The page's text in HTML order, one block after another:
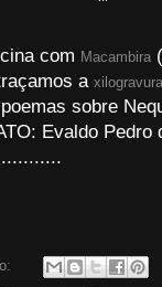
com Macambira
a xilogravura
poemas sobre
Evaldo Pedro